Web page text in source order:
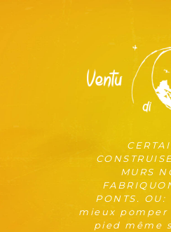
MURS
PONTS.
mieux pomper
pied même